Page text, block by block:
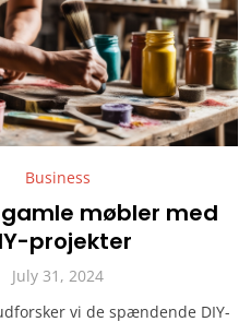
Business
møbler med
projekter
July 31, 2024
vi de spændende DIY-